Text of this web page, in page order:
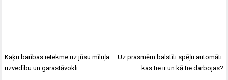
Ziņu
izvēlne
Kaķu barības ietekme uz jūsu mīluļa
uzvedību un garastāvokli
Uz prasmēm balstīti spēļu automāti:
kas tie ir un kā tie darbojas?